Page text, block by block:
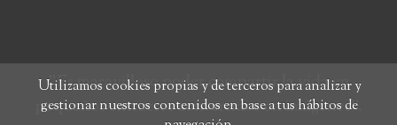
"Es maravilloso poder compartir la vida en
pequeños extractos convertidos en imágenes".
Utilizamos cookies propias y de terceros para analizar y
gestionar nuestros contenidos en base a tus hábitos de